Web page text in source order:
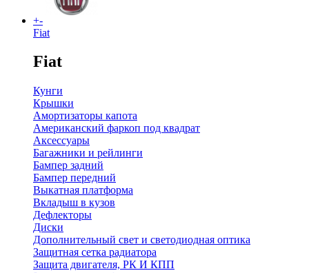
+-
Fiat
Fiat
Кунги
Крышки
Амортизаторы капота
Американский фаркоп под квадрат
Аксессуары
Багажники и рейлинги
Бампер задний
Бампер передний
Выкатная платформа
Вкладыш в кузов
Дефлекторы
Диски
Дополнительный свет и светодиодная оптика
Защитная сетка радиатора
Защита двигателя, РК И КПП